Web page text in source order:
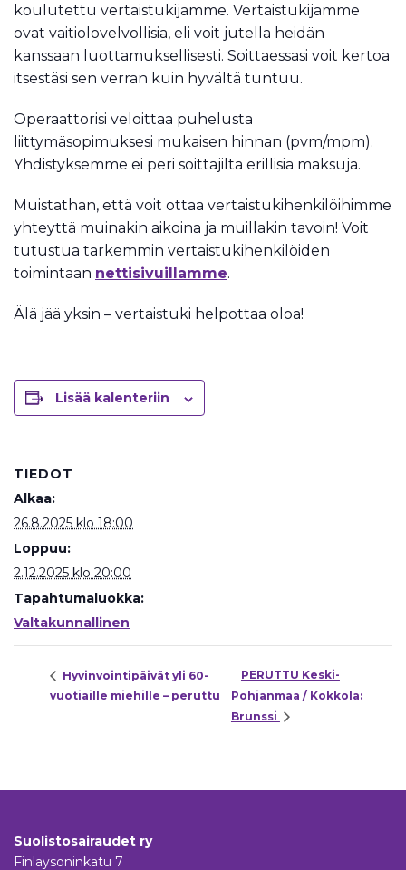
koulutettu vertaistukijamme. Vertaistukijamme
ovat vaitiolovelvollisia, eli voit jutella heidän
kanssaan luottamuksellisesti. Soittaessasi voit kertoa
itsestäsi sen verran kuin hyvältä tuntuu.
Operaattorisi veloittaa puhelusta
liittymäsopimuksesi mukaisen hinnan (pvm/mpm).
Yhdistyksemme ei peri soittajilta erillisiä maksuja.
Muistathan, että voit ottaa vertaistukihenkilöihimme
yhteyttä muinakin aikoina ja muillakin tavoin! Voit
tutustua tarkemmin vertaistukihenkilöiden
toimintaan nettisivuillamme.
Älä jää yksin – vertaistuki helpottaa oloa!
Lisää kalenteriin
TIEDOT
Alkaa:
26.8.2025 klo 18:00
Loppuu:
2.12.2025 klo 20:00
Tapahtumaluokka:
Valtakunnallinen
Hyvinvointipäivät yli 60-
vuotiaille miehille – peruttu
PERUTTU Keski-
Pohjanmaa / Kokkola:
Brunssi
Suolistosairaudet ry
Finlaysoninkatu 7